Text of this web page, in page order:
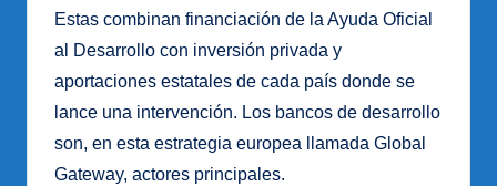
Estas combinan financiación de la Ayuda Oficial
al Desarrollo con inversión privada y
aportaciones estatales de cada país donde se
lance una intervención. Los bancos de desarrollo
son, en esta estrategia europea llamada Global
Gateway, actores principales.